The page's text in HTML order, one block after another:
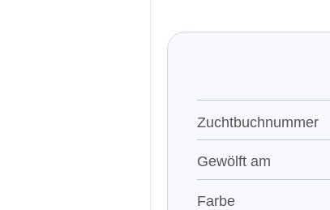
Zuchtbuchnummer
Gewölft am
Farbe